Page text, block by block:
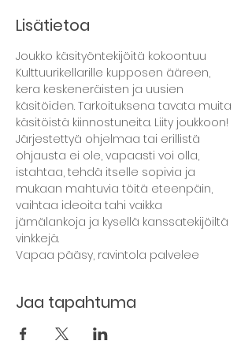
Lisätietoa
Joukko käsityöntekijöitä kokoontuu
Kulttuurikellarille kupposen ääreen,
kera keskeneräisten ja uusien
käsitöiden. Tarkoituksena tavata muita
käsitöistä kiinnostuneita. Liity joukkoon!
Järjestettyä ohjelmaa tai erillistä
ohjausta ei ole, vapaasti voi olla,
istahtaa, tehdä itselle sopivia ja
mukaan mahtuvia töitä eteenpäin,
vaihtaa ideoita tahi vaikka
jämälankoja ja kysellä kanssatekijöiltä
vinkkejä.
Vapaa pääsy, ravintola palvelee
Jaa tapahtuma